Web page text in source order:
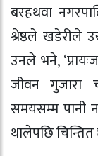
बरहथवा
श्रेष्ठले खडेरीले
उनले भने,
जीवन गुजारा
समयसम्म पानी
थालेपछि चिन्तित